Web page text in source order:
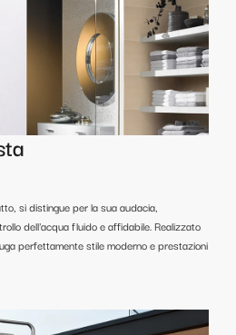
si distingue per la sua audacia,
dell'acqua fluido e affidabile. Realizzato
perfettamente stile moderno e prestazioni